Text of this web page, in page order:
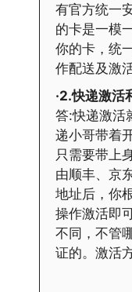
有官方统一
的卡是一模
你的卡，统
作配送及激
·2.快递激活
答:快递激活
递小哥带着
只需要带上
由顺丰、京
地址后，你
操作激活即
不同，不管
证的。激活